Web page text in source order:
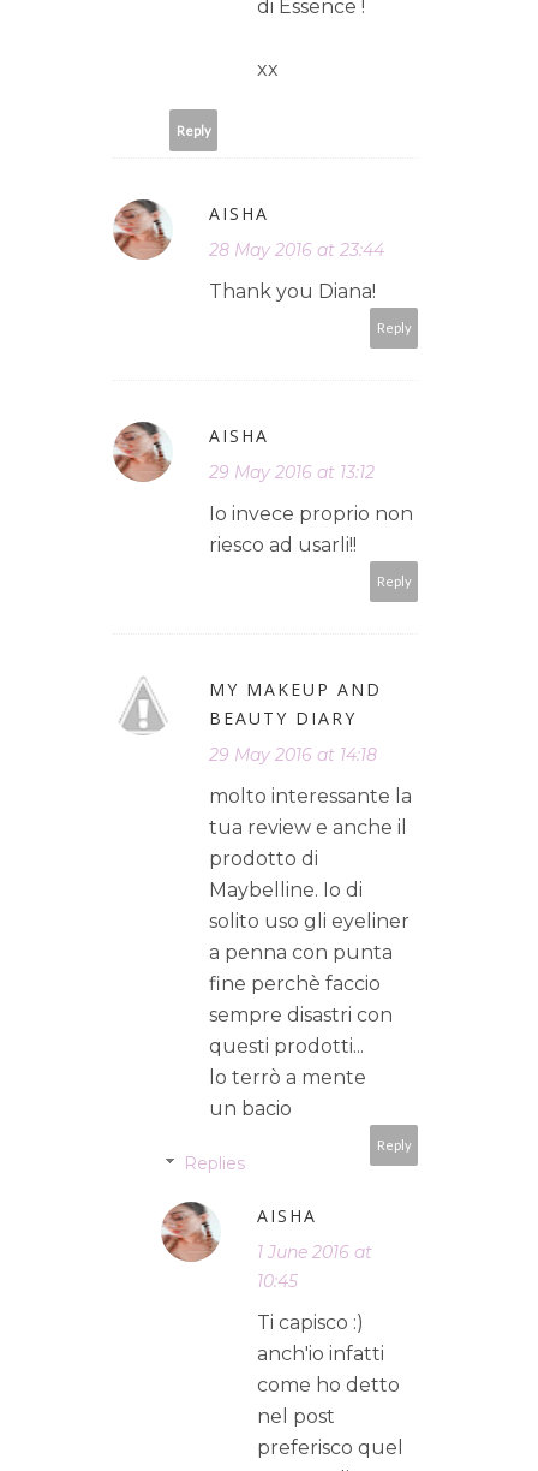
di Essence !
xx
Reply
AISHA
28 May 2016 at 23:44
Thank you Diana!
Reply
AISHA
29 May 2016 at 13:12
Io invece proprio non
riesco ad usarli!!
Reply
MY MAKEUP AND
BEAUTY DIARY
29 May 2016 at 14:18
molto interessante la
tua review e anche il
prodotto di
Maybelline. Io di
solito uso gli eyeliner
a penna con punta
fine perchè faccio
sempre disastri con
questi prodotti...
lo terrò a mente
un bacio
Reply
Replies
AISHA
1 June 2016 at
10:45
Ti capisco :)
anch'io infatti
come ho detto
nel post
preferisco quel